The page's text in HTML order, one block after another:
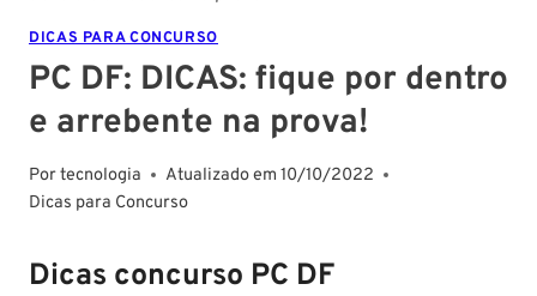
DICAS PARA CONCURSO
PC DF: DICAS: fique por dentro
e arrebente na prova!
Portecnologia Atualizado em 10/10/2022
Dicas para Concurso
Dicas concurso PC DF